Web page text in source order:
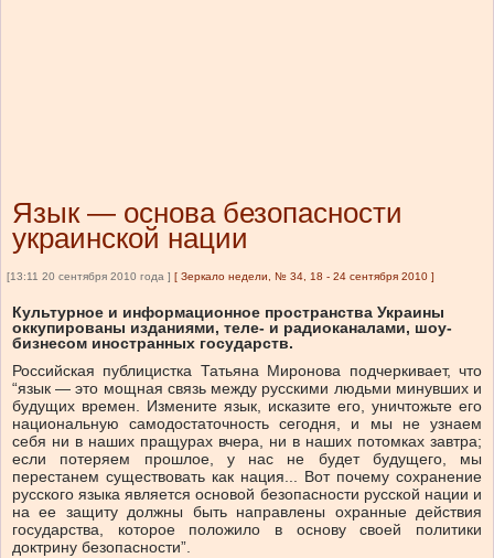
Язык — основа безопасности
украинской нации
[13:11 20 сентября 2010 года ] [ Зеркало недели, № 34, 18 - 24 сентября 2010 ]
Культурное и информационное пространства Украины
оккупированы изданиями, теле- и радиоканалами, шоу-
бизнесом иностранных государств.
Российская публицистка Татьяна Миронова подчеркивает, что
“язык — это мощная связь между русскими людьми минувших и
будущих времен. Измените язык, исказите его, уничтожьте его
национальную самодостаточность сегодня, и мы не узнаем
себя ни в наших пращурах вчера, ни в наших потомках завтра;
если потеряем прошлое, у нас не будет будущего, мы
перестанем существовать как нация... Вот почему сохранение
русского языка является основой безопасности русской нации и
на ее защиту должны быть направлены охранные действия
государства, которое положило в основу своей политики
доктрину безопасности”.